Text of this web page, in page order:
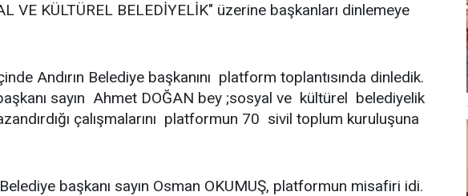
VE KÜLTÜREL BELEDİYELİK" üzerine başkanları dinlemeye
Andırın Belediye başkanını platform toplantısında dinledik.
sayın Ahmet DOĞAN bey ;sosyal ve kültürel belediyelik
çalışmalarını platformun 70 sivil toplum kuruluşuna
başkanı sayın Osman OKUMUŞ, platformun misafiri idi.